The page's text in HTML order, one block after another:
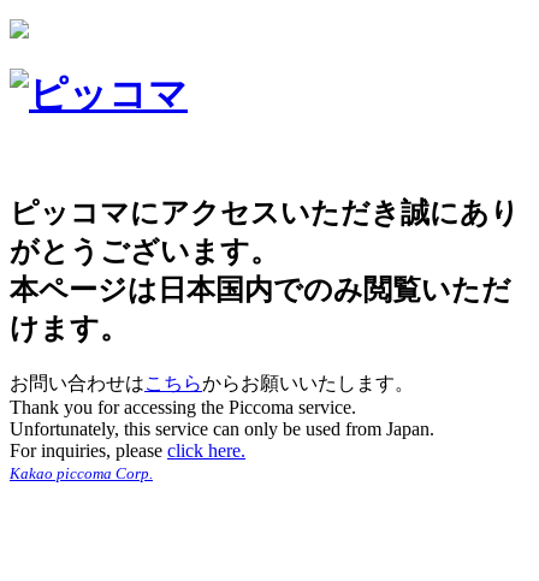
ピッコマにアクセスいただき誠にあり
がとうございます。
本ページは日本国内でのみ閲覧いただ
けます。
お問い合わせはこちらからお願いいたします。
Thank you for accessing the Piccoma service.
Unfortunately, this service can only be used from Japan.
For inquiries, please click here.
Kakao piccoma Corp.